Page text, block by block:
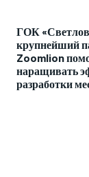
ГОК
крупнейший
Zoomlion
наращивать
разработки